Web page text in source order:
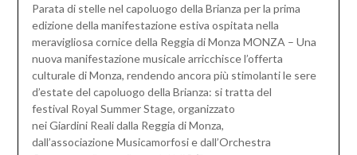
Parata di stelle nel capoluogo della Brianza per la prima
edizione della manifestazione estiva ospitata nella
meravigliosa cornice della Reggia di Monza MONZA – Una
nuova manifestazione musicale arricchisce l’offerta
culturale di Monza, rendendo ancora più stimolanti le sere
d’estate del capoluogo della Brianza: si tratta del
festival Royal Summer Stage, organizzato
nei Giardini Reali dalla Reggia di Monza,
dall’associazione Musicamorfosi e dall’Orchestra